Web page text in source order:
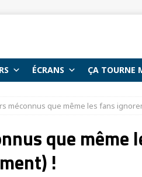
ÉCRANS ÇA TOURNE
méconnus que même les fans
que même
!